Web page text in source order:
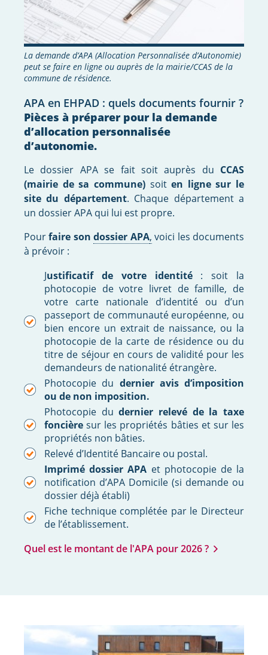
APA en EHPAD : quels documents fournir ?
Pièces à préparer pour la demande
d’allocation personnalisée
d’autonomie.
Le dossier APA se fait soit auprès du CCAS
(mairie de sa commune)soiten ligne sur le
site du département. Chaque département a
un dossier APA qui lui est propre.
Pourfaire sondossier APA, voici les documents
à prévoir :
Justificatif de votre identité: soit la
photocopie de votre livret de famille, de
votre carte nationale d’identité ou d’un
passeport de communauté européenne, ou
bien encore un extrait de naissance, ou la
photocopie de la carte de résidence ou du
titre de séjour en cours de validité pour les
demandeurs de nationalité étrangère.
Photocopie du dernier avis d’imposition
ou de non imposition.
Photocopie dudernier relevé de la taxe
foncière sur les propriétés bâties et sur les
propriétés non bâties.
Relevé d’Identité Bancaire ou postal.
Imprimé dossier APA et photocopie de la
notification d’APA Domicile (si demande ou
dossier déjà établi)
Fiche technique complétée par le Directeur
de l’établissement.
Quel est le montant de l'APA pour 2026 ?
La demande d’APA (Allocation Personnalisée d’Autonomie)
peut se faire en ligne ou auprès de la mairie/CCAS de la
commune de résidence.